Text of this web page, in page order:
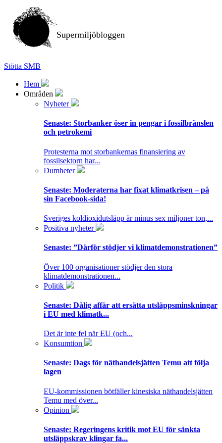
Supermiljöbloggen
Stötta SMB
Hem
Områden
Nyheter
Senaste: Storbanker öser in pengar i fossilbränslen
och petrokemi
Protesterna mot storbankernas finansiering av
fossilsektorn har...
Dumheter
Senaste: Moderaterna har fixat klimatkrisen – på
sin Facebook-sida!
Sveriges koldioxidutsläpp är minus sex miljoner ton,...
Positiva nyheter
Senaste: ”Därför stödjer vi klimatdemonstrationen”
Över 100 organisationer stödjer den stora
klimatdemonstrationen...
Politik
Senaste: Dålig affär att ersätta utsläppsminskningar
i EU med klimatk...
Det är inte fel när EU (och...
Konsumtion
Senaste: Dags för näthandelsjätten Temu att följa
lagen
EU-kommissionen bötfäller kinesiska näthandelsjätten
Temu med över...
Opinion
Senaste: Regeringens kritik mot EU för sänkta
utsläppskrav klingar fa...